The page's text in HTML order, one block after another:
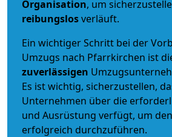
Organisation, um
reibungslosverläuft.
Ein wichtiger Schritt bei der
Umzugs nach Pfarrkirchen ist
zuverlässigen
Es ist wichtig, sicherzustellen,
Unternehmen über die
und Ausrüstung verfügt, um
erfolgreich durchzuführen.